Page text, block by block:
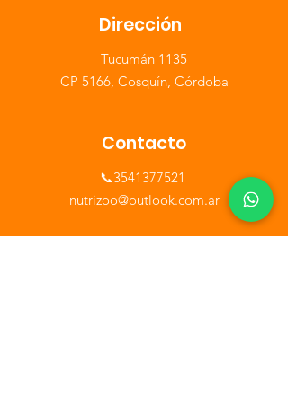
Dirección
​Tucumán 1135
CP 5166, Cosquín, Córdoba
Contacto
📞3541377521
​nutrizoo@outlook.com.ar